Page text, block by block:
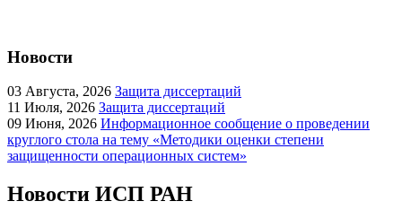
Новости
03 Августа, 2026 Защита диссертаций
11 Июля, 2026 Защита диссертаций
09 Июня, 2026 Информационное сообщение о проведении
круглого стола на тему «Методики оценки степени
защищенности операционных систем»
Новости ИСП РАН